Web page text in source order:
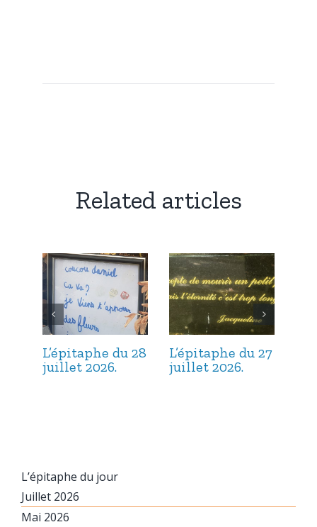
Related articles
L’épitaphe du 28
juillet 2026.
L’épitaphe du 27
juillet 2026.
L’épitaphe du jour
Juillet 2026
Mai 2026